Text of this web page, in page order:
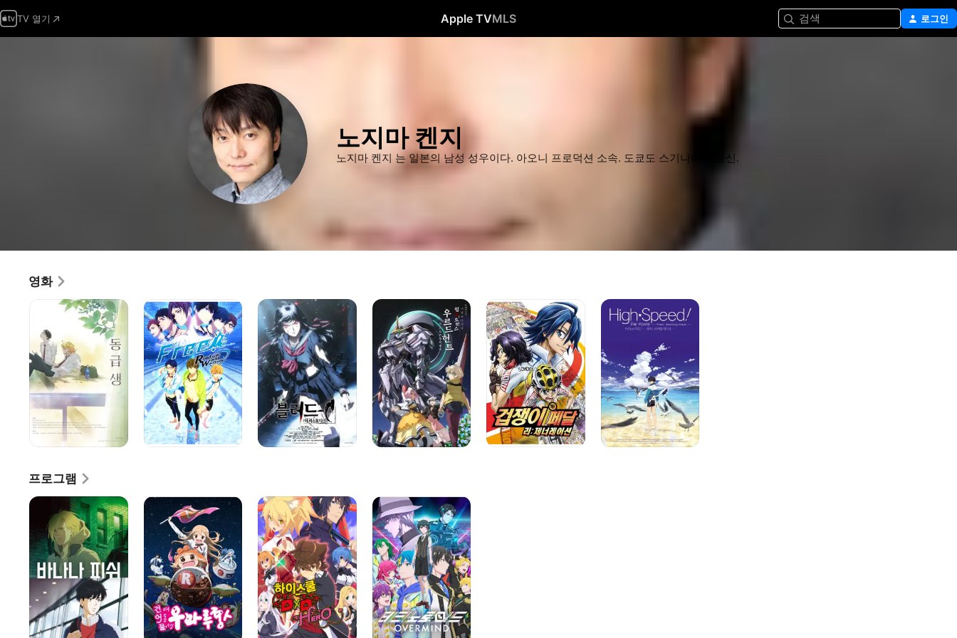
TV 열기 Apple TVMLS 검색 로그인
노지마 켄지
노지마 켄지 는 일본의 남성 성우이다. 아오니 프로덕션 소속. 도쿄도 스기나미구 출신.
영화
극장판
프리!
-
로드
투
더
월드-
꿈
블러드-
C:
더
라스트
다크
특별편집판
기동전사
건담
철혈의
오펀스
우르드
헌트
작은
도전자의
궤적-
겁쟁이페달
리:
제너레이션
하이
스피드!
스타팅
데이즈
프로그램
바나나
건어물
여동생!
우마루짱
하이스쿨
DxD
테크노로이드
OVERMIND